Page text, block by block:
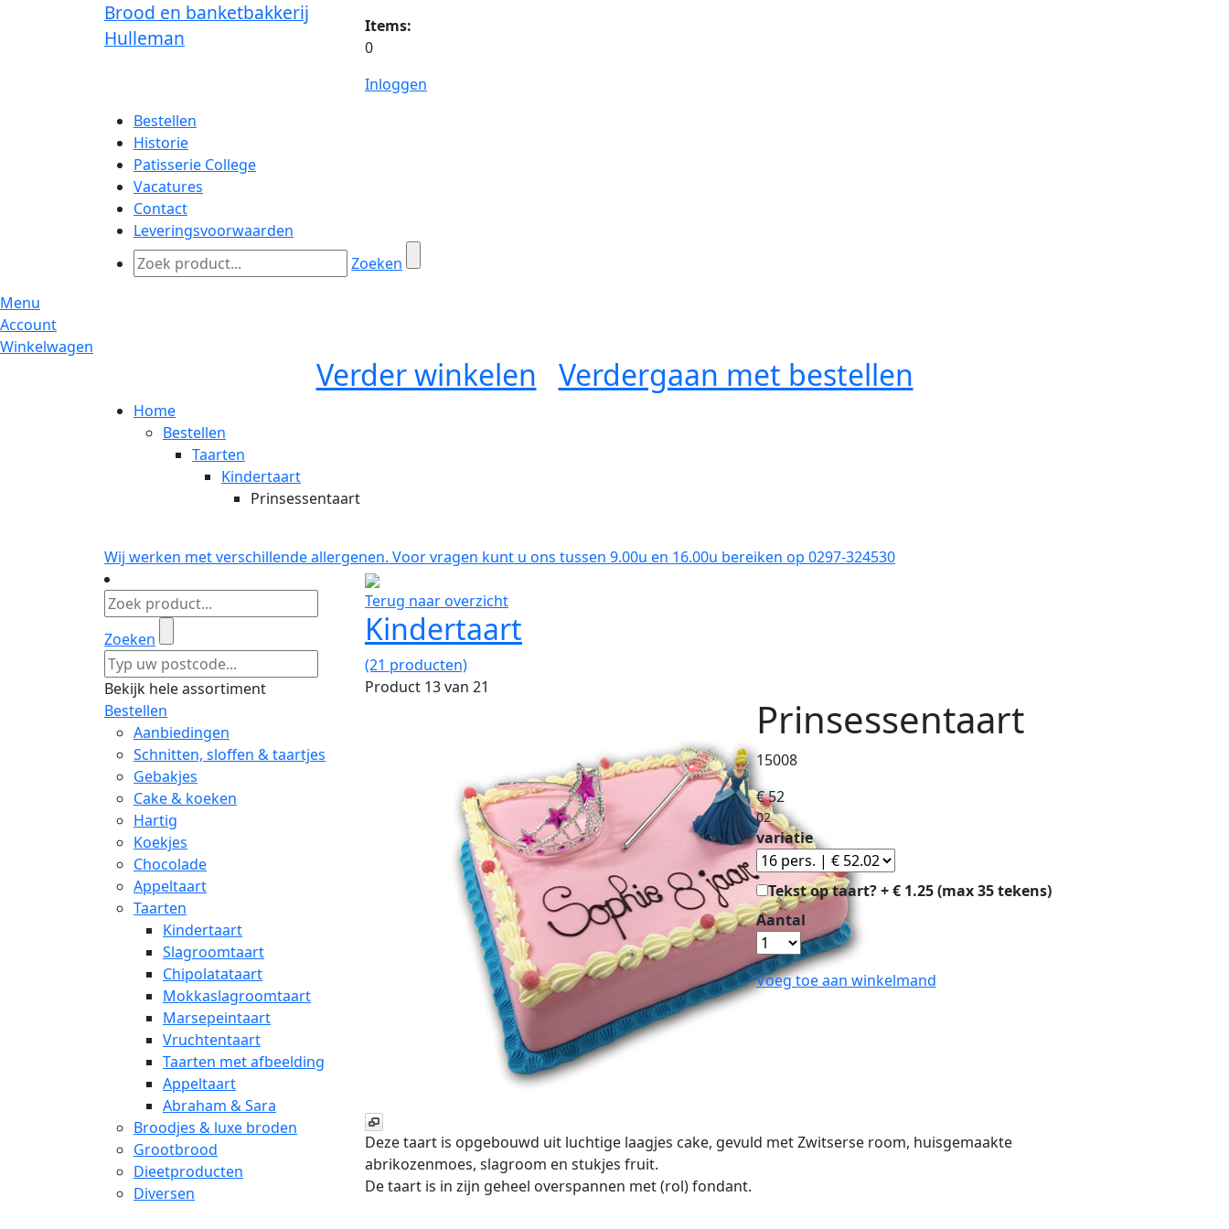
Brood en banketbakkerij
Hulleman
Items:
0
Inloggen
Bestellen
Historie
Patisserie College
Vacatures
Contact
Leveringsvoorwaarden
Zoeken
Menu
Account
Winkelwagen
Verder winkelen Verdergaan met bestellen
Home
Bestellen
Taarten
Kindertaart
Prinsessentaart
Wij werken met verschillende allergenen. Voor vragen kunt u ons tussen 9.00u en 16.00u bereiken op 0297-324530
Zoeken
Bekijk hele assortiment
Bestellen
Aanbiedingen
Schnitten, sloffen & taartjes
Gebakjes
Cake & koeken
Hartig
Koekjes
Chocolade
Appeltaart
Taarten
Kindertaart
Slagroomtaart
Chipolatataart
Mokkaslagroomtaart
Marsepeintaart
Vruchtentaart
Taarten met afbeelding
Appeltaart
Abraham & Sara
Broodjes & luxe broden
Grootbrood
Dieetproducten
Diversen
Terug naar overzicht
Kindertaart
(21 producten)
Product 13 van 21
Prinsessentaart
15008
€ 52
02
variatie
Tekst op taart? + € 1.25 (max 35 tekens)
Aantal
Voeg toe aan winkelmand
Deze taart is opgebouwd uit luchtige laagjes cake, gevuld met Zwitserse room, huisgemaakte
abrikozenmoes, slagroom en stukjes fruit.
De taart is in zijn geheel overspannen met (rol) fondant.